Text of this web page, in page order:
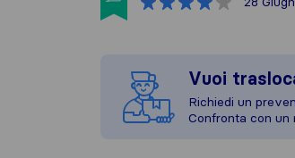
Vuoi
Richiedi un
Confronta con un